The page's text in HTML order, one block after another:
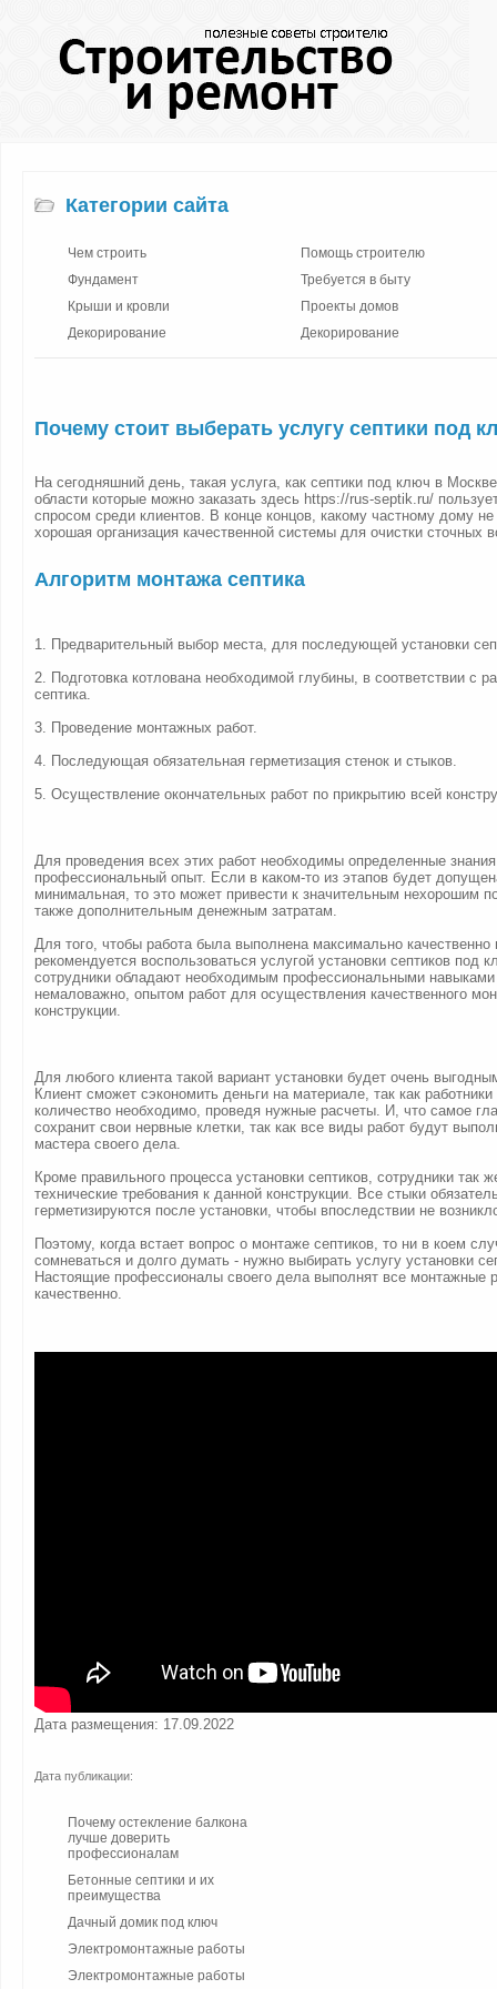
Категории сайта
Чем строить
Фундамент
Крыши и кровли
Декорирование
Помощь строителю
Требуется в быту
Проекты домов
Декорирование
Почему стоит выберать услугу септики под
На сегодняшний день, такая услуга, как септики под ключ в
области которые можно заказать здесь https://rus-septik.ru/
спросом среди клиентов. В конце концов, какому частному дому не
хорошая организация качественной системы для очистки сточных
Алгоритм монтажа септика
1. Предварительный выбор места, для последующей установки
2. Подготовка котлована необходимой глубины, в соответствии с
септика.
3. Проведение монтажных работ.
4. Последующая обязательная герметизация стенок и стыков.
5. Осуществление окончательных работ по прикрытию всей
Для проведения всех этих работ необходимы определенные
профессиональный опыт. Если в каком-то из этапов будет
минимальная, то это может привести к значительным нехорошим
также дополнительным денежным затратам.
Для того, чтобы работа была выполнена максимально качественно
рекомендуется воспользоваться услугой установки септиков под
сотрудники обладают необходимым профессиональными навыками
немаловажно, опытом работ для осуществления качественного
конструкции.
Для любого клиента такой вариант установки будет очень
Клиент сможет сэкономить деньги на материале, так как работники
количество необходимо, проведя нужные расчеты. И, что самое
сохранит свои нервные клетки, так как все виды работ будут
мастера своего дела.
Кроме правильного процесса установки септиков, сотрудники так
технические требования к данной конструкции. Все стыки
герметизируются после установки, чтобы впоследствии не
Поэтому, когда встает вопрос о монтаже септиков, то ни в коем
сомневаться и долго думать - нужно выбирать услугу установки
Настоящие профессионалы своего дела выполнят все монтажные
качественно.
Дата размещения: 17.09.2022
Дата публикации:
Почему остекление балкона
лучше доверить
профессионалам
Бетонные септики и их
преимущества
Дачный домик под ключ
Электромонтажные работы
Электромонтажные работы